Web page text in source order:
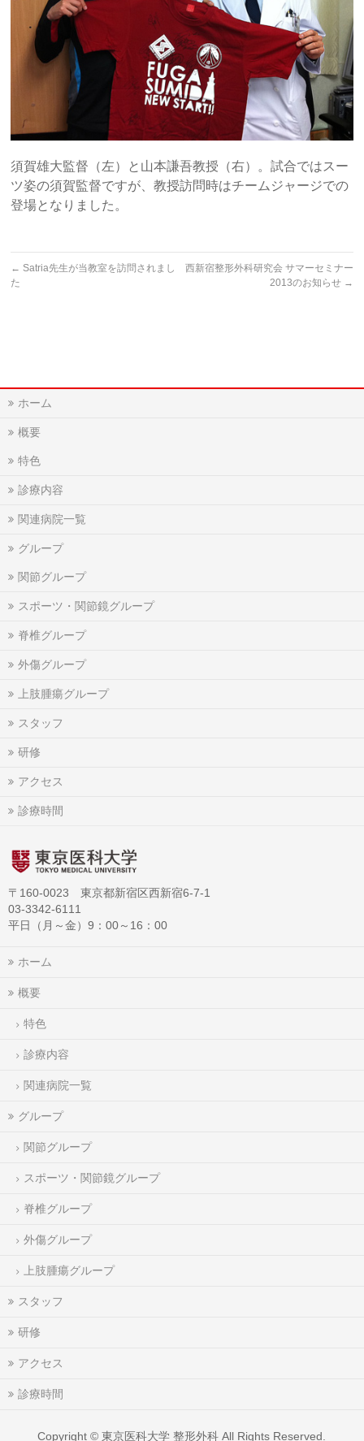
須賀雄大監督（左）と山本謙吾教授（右）。試合ではスー
ツ姿の須賀監督ですが、教授訪問時はチームジャージでの
登場となりました。
← Satria先生が当教室を訪問されまし
た
西新宿整形外科研究会 サマーセミナー
2013のお知らせ →
ホーム
概要
特色
診療内容
関連病院一覧
グループ
関節グループ
スポーツ・関節鏡グループ
脊椎グループ
外傷グループ
上肢腫瘍グループ
スタッフ
研修
アクセス
診療時間
〒160-0023 東京都新宿区西新宿6-7-1
03-3342-6111
平日（月～金）9：00～16：00
ホーム
概要
特色
診療内容
関連病院一覧
グループ
関節グループ
スポーツ・関節鏡グループ
脊椎グループ
外傷グループ
上肢腫瘍グループ
スタッフ
研修
アクセス
診療時間
Copyright ©東京医科大学 整形外科 All Rights Reserved.